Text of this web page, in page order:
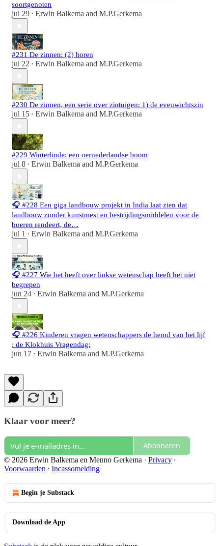
soortgenoten
jul 29 • Erwin Balkema and M.P.Gerkema
#231 De zinnen: (2) horen
jul 22 • Erwin Balkema and M.P.Gerkema
#230 De zinnen, een serie over zintuigen: 1) de evenwichtszin
jul 15 • Erwin Balkema and M.P.Gerkema
#229 Winterlinde: een oernederlandse boom
jul 8 • Erwin Balkema and M.P.Gerkema
🎧 #228 Een giga landbouw projekt in India laat zien dat
landbouw zonder kunstmest en bestrijdingsmiddelen voor de
boeren rendeert, de…
jul 1 • Erwin Balkema and M.P.Gerkema
🎧 #227 Wie het heeft over linkse wetenschap heeft het niet
begrepen
jun 24 • Erwin Balkema and M.P.Gerkema
🎧 #226 Kinderen vragen wetenschappers de hemd van het lijf
: de Klokhuis Vragendag:
jun 17 • Erwin Balkema and M.P.Gerkema
Klaar voor meer?
Abonneren
© 2026 Erwin Balkema en Menno Gerkema · Privacy ∙
Voorwaarden ∙ Incassomelding
Begin je Substack
Download de App